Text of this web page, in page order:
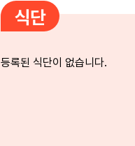
식단
등록된 식단이 없습니다.